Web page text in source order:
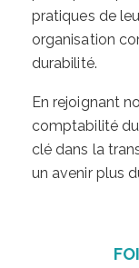
pratiques de
organisation
durabilité.
En rejoignant
comptabilité
clé dans la
un avenir plus